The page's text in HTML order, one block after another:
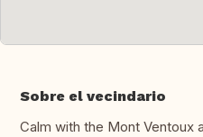
Sobre el vecindario
Calm with the Mont Ventoux